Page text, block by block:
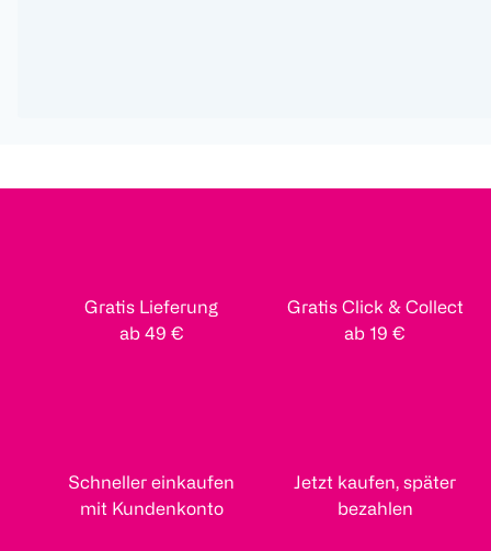
Gratis Lieferung
ab 49 €
Gratis Click & Collect
ab 19 €
Schneller einkaufen
mit Kundenkonto
Jetzt kaufen, später
bezahlen